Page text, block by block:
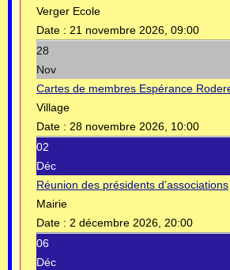
Verger Ecole
Date : 21 novembre 2026, 09:00
28
Nov
Cartes de membres Espérance
Village
Date : 28 novembre 2026, 10:00
02
Déc
Réunion des présidents d’associations
Mairie
Date : 2 décembre 2026, 20:00
06
Déc